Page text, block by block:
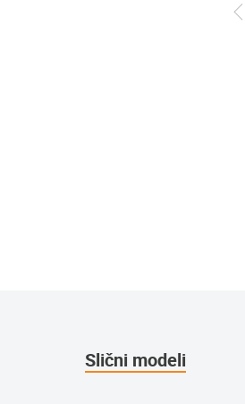
Slični modeli